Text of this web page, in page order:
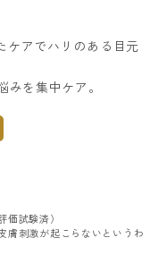
ケアでハリのある目元
を集中ケア。
試験済）
膚刺激が起こらないというわ